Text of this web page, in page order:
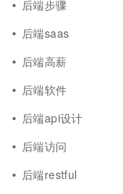
后端步骤
后端saas
后端高薪
后端软件
后端api设计
后端访问
后端restful